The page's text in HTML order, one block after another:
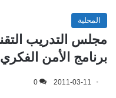
المحلية
مجلس التدريب
برنامج الأمن الفكري
2011-03-11
0